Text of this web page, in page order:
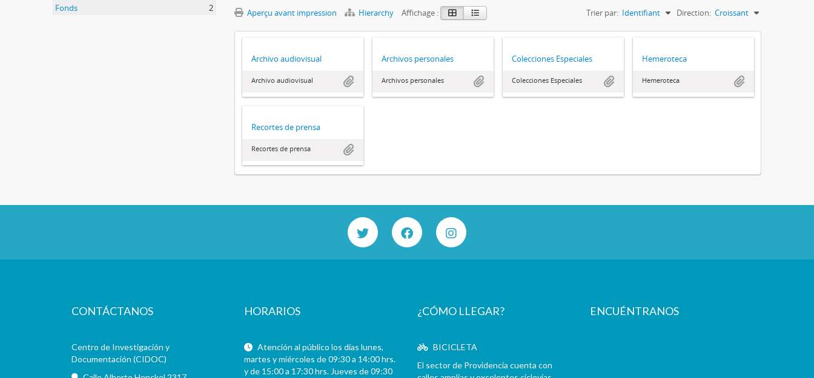
Fonds
2 Aperçu avant impression Hierarchy Affichage : Trier par: Identifiant Direction: Croissant
Archivo audiovisual
Archivo audiovisual
Archivos personales
Archivos personales
Colecciones Especiales
Colecciones Especiales
Hemeroteca
Hemeroteca
Recortes de prensa
Recortes de prensa
CONTÁCTANOS
Centro de Investigación y
Documentación (CIDOC)
HORARIOS
Atención al público los días lunes,
martes y miércoles de 09:30 a 14:00 hrs.
y de 15:00 a 17:30 hrs. Jueves de 09:30
¿CÓMO LLEGAR?
BICICLETA
El sector de Providencia cuenta con
ENCUÉNTRANOS